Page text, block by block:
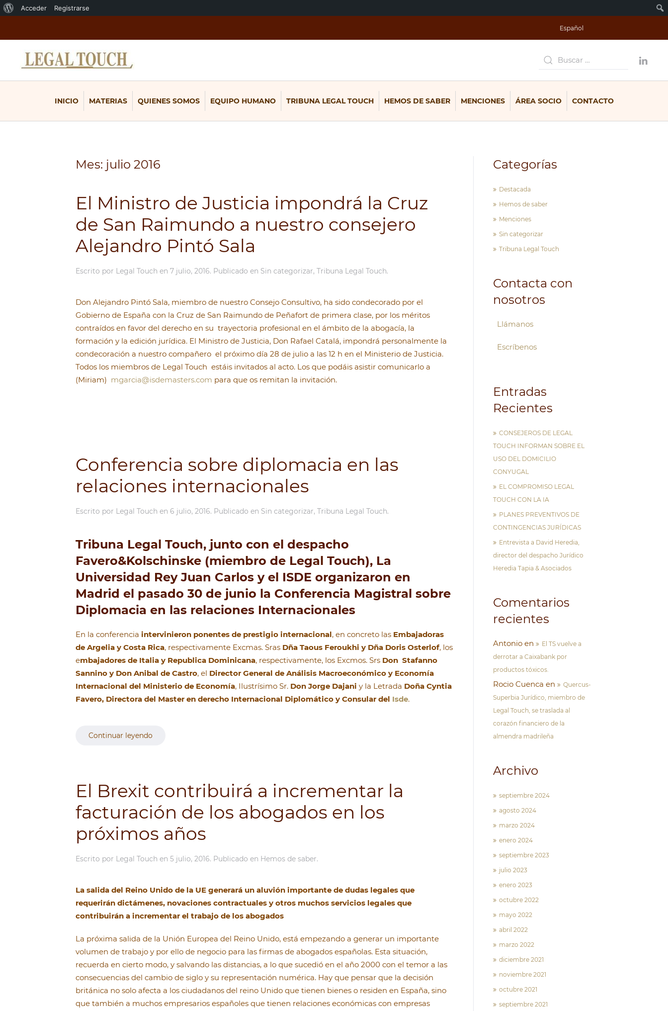
Acerca
WordPress
Acceder Registrarse
Español
INICIO MATERIAS QUIENES SOMOS EQUIPO HUMANO TRIBUNA LEGAL TOUCH HEMOS DE SABER MENCIONES ÁREA SOCIO CONTACTO
Mes: julio 2016
El Ministro de Justicia impondrá la Cruz
de San Raimundo a nuestro consejero
Alejandro Pintó Sala
Escrito por Legal Touch en 7 julio, 2016. Publicado en Sin categorizar, Tribuna Legal Touch.
Don Alejandro Pintó Sala, miembro de nuestro Consejo Consultivo, ha sido condecorado por el
Gobierno de España con la Cruz de San Raimundo de Peñafort de primera clase, por los méritos
contraídos en favor del derecho en su trayectoria profesional en el ámbito de la abogacía, la
formación y la edición jurídica. El Ministro de Justicia, Don Rafael Catalá, impondrá personalmente la
condecoración a nuestro compañero el próximo día 28 de julio a las 12 h en el Ministerio de Justicia.
Todos los miembros de Legal Touch estáis invitados al acto. Los que podáis asistir comunicarlo a
(Miriam) mgarcia@isdemasters.com para que os remitan la invitación.
Conferencia sobre diplomacia en las
relaciones internacionales
Escrito por Legal Touch en 6 julio, 2016. Publicado en Sin categorizar, Tribuna Legal Touch.
Tribuna Legal Touch, junto con el despacho
Favero&Kolschinske (miembro de Legal Touch), La
Universidad Rey Juan Carlos y el ISDE organizaron en
Madrid el pasado 30 de junio la Conferencia Magistral sobre
Diplomacia en las relaciones Internacionales
En la conferencia intervinieron ponentes de prestigio internacional, en concreto las Embajadoras
de Argelia y Costa Rica, respectivamente Excmas. Sras Dña Taous Feroukhi y Dña Doris Osterlof, los
embajadores de Italia y Republica Dominicana, respectivamente, los Excmos. Srs Don Stafanno
Sannino y Don Anibal de Castro, el Director General de Análisis Macroeconómico y Economía
Internacional del Ministerio de Economía, Ilustrísimo Sr. Don Jorge Dajani y la Letrada Doña Cyntia
Favero, Directora del Master en derecho Internacional Diplomático y Consular del Isde.
Continuar leyendo
El Brexit contribuirá a incrementar la
facturación de los abogados en los
próximos años
Escrito por Legal Touch en 5 julio, 2016. Publicado en Hemos de saber.
La salida del Reino Unido de la UE generará un aluvión importante de dudas legales que
requerirán dictámenes, novaciones contractuales y otros muchos servicios legales que
contribuirán a incrementar el trabajo de los abogados
La próxima salida de la Unión Europea del Reino Unido, está empezando a generar un importante
volumen de trabajo y por ello de negocio para las firmas de abogados españolas. Esta situación,
recuerda en cierto modo, y salvando las distancias, a lo que sucedió en el año 2000 con el temor a las
consecuencias del cambio de siglo y su representación numérica. Hay que pensar que la decisión
británica no solo afecta a los ciudadanos del reino Unido que tienen bienes o residen en España, sino
que también a muchos empresarios españoles que tienen relaciones económicas con empresas
Categorías
Destacada
Hemos de saber
Menciones
Sin categorizar
Tribuna Legal Touch
Contacta con
nosotros
Llámanos
Escríbenos
Entradas
Recientes
CONSEJEROS DE LEGAL
TOUCH INFORMAN SOBRE EL
USO DEL DOMICILIO
CONYUGAL
EL COMPROMISO LEGAL
TOUCH CON LA IA
PLANES PREVENTIVOS DE
CONTINGENCIAS JURÍDICAS
Entrevista a David Heredia,
director del despacho Jurídico
Heredia Tapia & Asociados
Comentarios
recientes
Antonio en
El TS vuelve a
derrotar a Caixabank por
productos tóxicos.
Rocio Cuenca en
Quercus-
Superbia Jurídico, miembro de
Legal Touch, se traslada al
corazón financiero de la
almendra madrileña
Archivo
septiembre 2024
agosto 2024
marzo 2024
enero 2024
septiembre 2023
julio 2023
enero 2023
octubre 2022
mayo 2022
abril 2022
marzo 2022
diciembre 2021
noviembre 2021
octubre 2021
septiembre 2021